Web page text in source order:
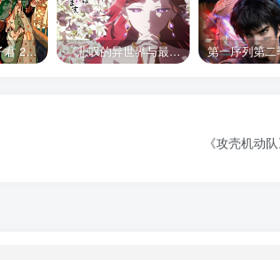
《地缚少年花子君 2》宣布推出续集，将于 2025 年夏季播出 《悲叹的异世界与最强外道最终 BOSS 女王为子民奉献一切》第二季 公布全新声优组合、制作阵容及首支宣传 PV
《攻壳机动